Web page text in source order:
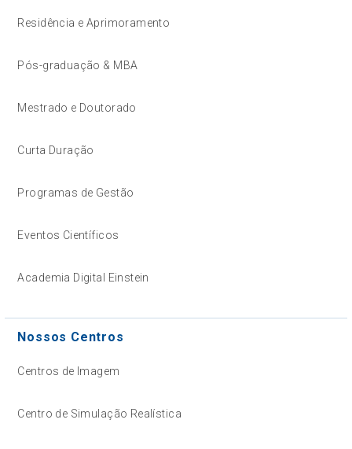
Residência e Aprimoramento
Pós-graduação & MBA
Mestrado e Doutorado
Curta Duração
Programas de Gestão
Eventos Científicos
Academia Digital Einstein
Nossos Centros
Centros de Imagem
Centro de Simulação Realística